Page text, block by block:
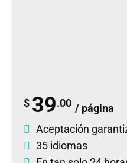
$ 39.00 / página
Aceptación
35 idiomas